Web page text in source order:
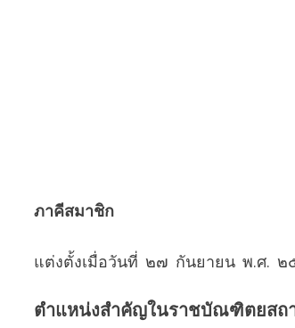
ภาคีสมาชิก
แต่งตั้งเมื่อวันที่ ๒๗ กันยายน พ.ศ. ๒
ตำแหน่งสำคัญในราชบัณฑิตยส